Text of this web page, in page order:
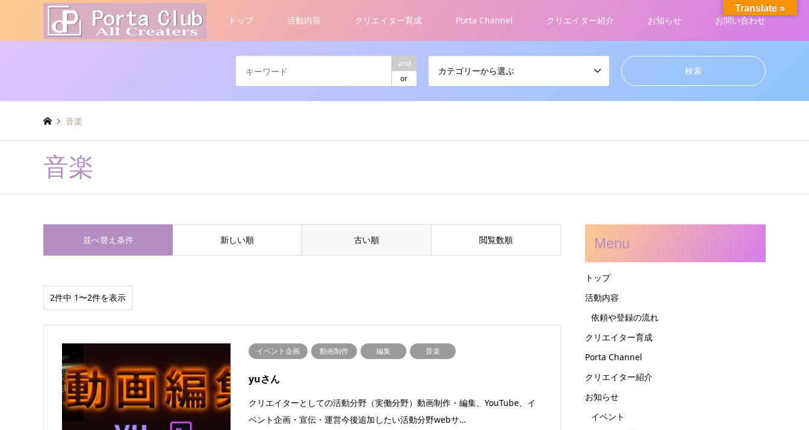
トップ 活動内容 クリエイター育成 Porta Channel クリエイター紹介 お知らせ お問い合わせ
and
or
カテゴリーから選ぶ
音楽
音楽
並べ替え条件 新しい順 古い順 閲覧数順
2件中 1〜2件を表示
イベント企画 動画制作 編集 音楽
yuさん
クリエイターとしての活動分野（実働分野）動画制作・編集、YouTube、イ
ベント企画・宣伝・運営今後追加したい活動分野webサ…
Menu
トップ
活動内容
依頼や登録の流れ
クリエイター育成
Porta Channel
クリエイター紹介
お知らせ
イベント
Translate »